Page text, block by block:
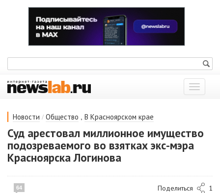
Показать
меню
Новости / Общество , В Красноярском крае
Суд арестовал миллионное имущество
подозреваемого во взятках экс-мэра
Красноярска Логинова
64 Поделиться 1